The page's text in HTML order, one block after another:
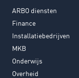
ARBO diensten
Finance
Installatiebedrijven
MKB
Onderwijs
Overheid